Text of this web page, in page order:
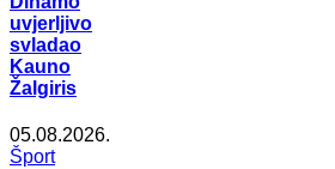
uvjerljivo
svladao
Kauno
Žalgiris
05.08.2026.
Šport